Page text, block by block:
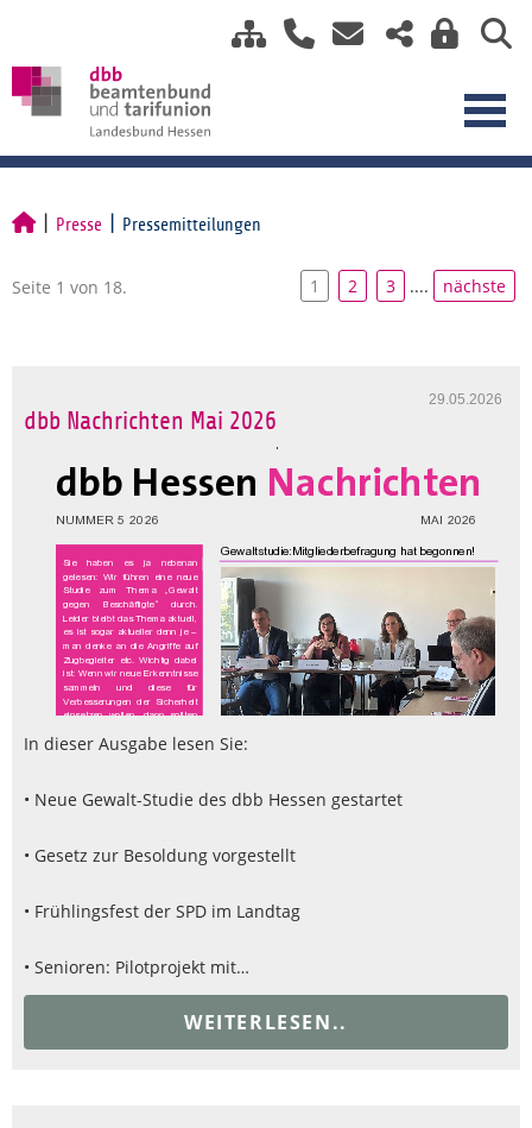
Presse Pressemitteilungen
Seite 1 von 18. 1 2 3 .... nächste
29.05.2026
dbb Nachrichten Mai 2026
In dieser Ausgabe lesen Sie:
• Neue Gewalt-Studie des dbb Hessen gestartet
• Gesetz zur Besoldung vorgestellt
• Frühlingsfest der SPD im Landtag
• Senioren: Pilotprojekt mit…
WEITERLESEN..